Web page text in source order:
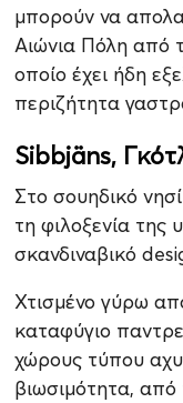
μπορούν να
Αιώνια Πόλη από
οποίο έχει ήδη
περιζήτητα
Sibbjäns,
Στο σουηδικό
τη φιλοξενία της
σκανδιναβικό
Χτισμένο γύρω
καταφύγιο
χώρους τύπου
βιωσιμότητα, από